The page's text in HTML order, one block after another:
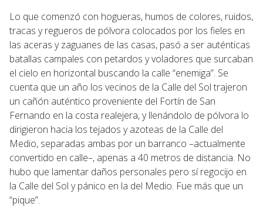
Lo que comenzó con hogueras, humos de colores, ruidos,
tracas y regueros de pólvora colocados por los fieles en
las aceras y zaguanes de las casas, pasó a ser auténticas
batallas campales con petardos y voladores que surcaban
el cielo en horizontal buscando la calle “enemiga”. Se
cuenta que un año los vecinos de la Calle del Sol trajeron
un cañón auténtico proveniente del Fortín de San
Fernando en la costa realejera, y llenándolo de pólvora lo
dirigieron hacia los tejados y azoteas de la Calle del
Medio, separadas ambas por un barranco –actualmente
convertido en calle–, apenas a 40 metros de distancia. No
hubo que lamentar daños personales pero sí regocijo en
la Calle del Sol y pánico en la del Medio. Fue más que un
“pique”.